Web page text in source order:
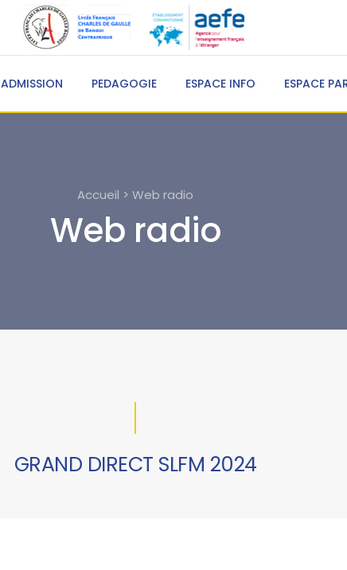
ADMISSION PEDAGOGIE ESPACE INFO ESPACE
Accueil > Web radio
Web radio
GRAND DIRECT SLFM 2024